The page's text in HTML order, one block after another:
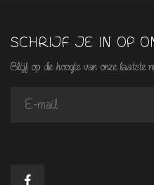
SCHRIJF JE IN OP
Blijf op de hoogte van onze laatste